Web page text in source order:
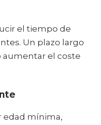
el tiempo de
Un plazo largo
aumentar el coste
edad mínima,